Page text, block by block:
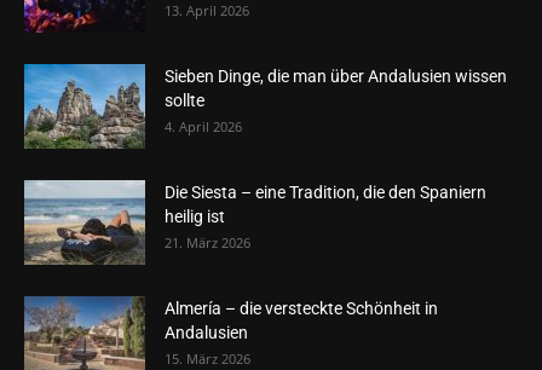
13. April 2026
Sieben Dinge, die man über Andalusien wissen
sollte
4. April 2026
Die Siesta – eine Tradition, die den Spaniern
heilig ist
21. März 2026
Almería – die versteckte Schönheit in
Andalusien
15. März 2026